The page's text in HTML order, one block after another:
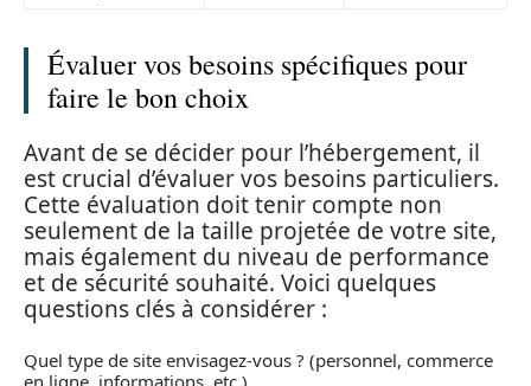
Évaluer vos besoins spécifiques pour
faire le bon choix
Avant de se décider pour l’hébergement, il
est crucial d’évaluer vos besoins particuliers.
Cette évaluation doit tenir compte non
seulement de la taille projetée de votre site,
mais également du niveau de performance
et de sécurité souhaité. Voici quelques
questions clés à considérer :
Quel type de site envisagez-vous ? (personnel, commerce
en ligne, informations, etc.)